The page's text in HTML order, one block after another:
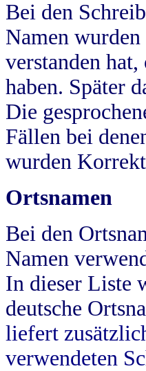
Bei den
Namen
verstanden
haben. Später
Die
Fällen bei
wurden
Ortsnamen
Bei den
Namen
In dieser Liste
deutsche
liefert
verwendeten